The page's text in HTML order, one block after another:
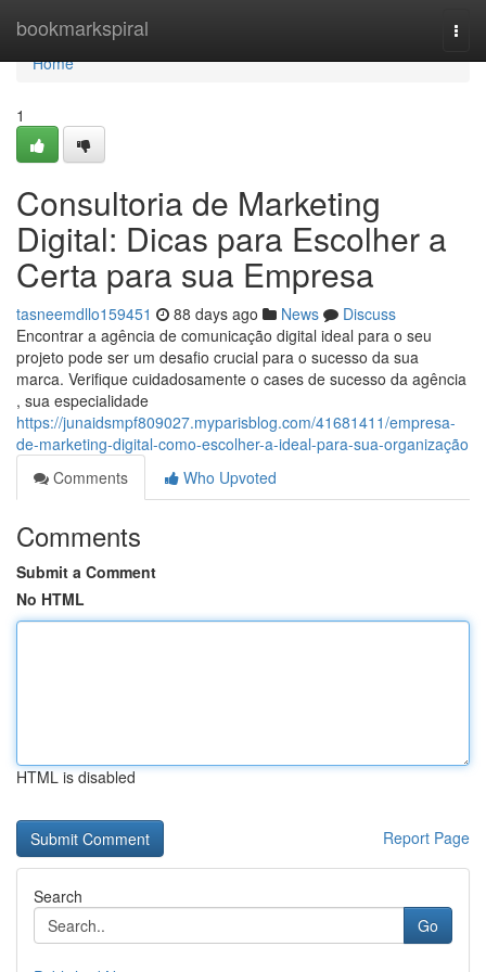
bookmarkspiral
Home
Home
1
Consultoria de Marketing
Digital: Dicas para Escolher a
Certa para sua Empresa
tasneemdllo159451 88 days ago News
Discuss
Encontrar a agência de comunicação digital ideal para o seu
projeto pode ser um desafio crucial para o sucesso da sua
marca. Verifique cuidadosamente o cases de sucesso da agência
, sua especialidade
https://junaidsmpf809027.myparisblog.com/41681411/empresa-
de-marketing-digital-como-escolher-a-ideal-para-sua-organização
Comments
Who Upvoted
Comments
Submit a Comment
No HTML
HTML is disabled
Report Page
Search
Go